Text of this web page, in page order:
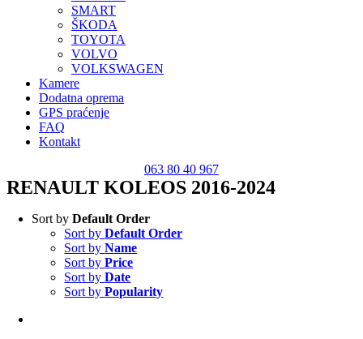
SMART
ŠKODA
TOYOTA
VOLVO
VOLKSWAGEN
Kamere
Dodatna oprema
GPS praćenje
FAQ
Kontakt
063 80 40 967
RENAULT KOLEOS 2016-2024
Sort byDefault Order
Sort byDefault Order
Sort byName
Sort byPrice
Sort byDate
Sort byPopularity